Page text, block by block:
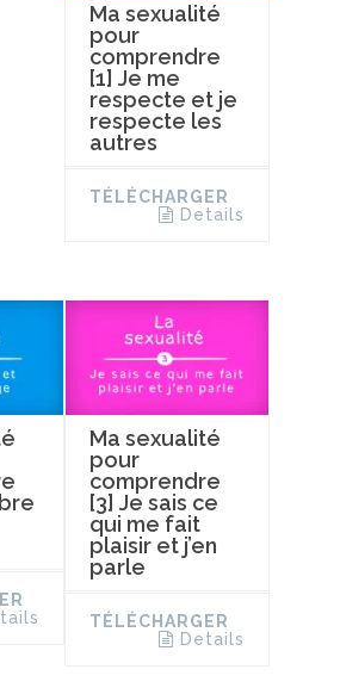
Ma sexualité
pour
comprendre
[1] Je me
respecte et je
respecte les
autres
TÉLÉCHARGER
Details
Ma sexualité
pour
comprendre
[3] Je sais ce
qui me fait
plaisir et j’en
parle
TÉLÉCHARGER
Details